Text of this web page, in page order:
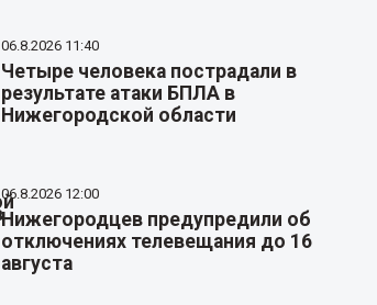
06.8.2026 11:40
Четыре человека пострадали в
результате атаки БПЛА в
Нижегородской области
06.8.2026 12:00
Нижегородцев предупредили об
отключениях телевещания до 16
августа